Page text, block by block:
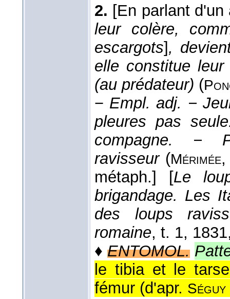
2. [En parlant d'un
leur colère,
escargots],
elle constitue
(au prédateur) (
− Empl. adj. −
pleures pas
compagne. −
ravisseur(Mérimée
métaph.]
[Le
brigandage. Les
des loups
romaine, t. 1, 1831
♦ENTOMOL.
le tibia et le
fémur (d'apr. Séguy